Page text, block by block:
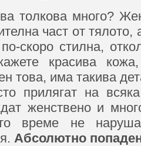
толкова много?
част от
скоро стилна,
красива
това, има такива
прилягат на
женствено и
време не
Абсолютно